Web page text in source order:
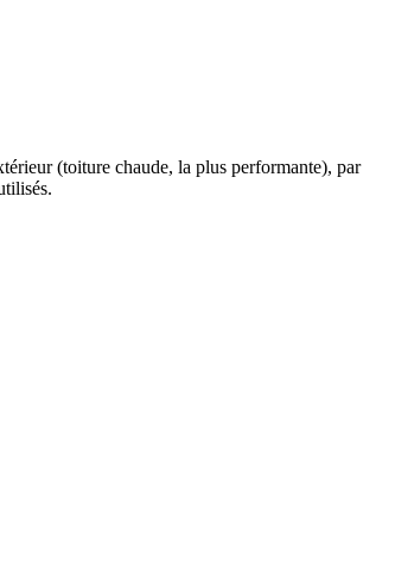
(toiture chaude, la plus performante), par